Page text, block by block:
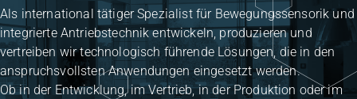
Als international tätiger Spezialist für Bewegungssensorik und
integrierte Antriebstechnik entwickeln, produzieren und
vertreiben wir technologisch führende Lösungen, die in den
anspruchsvollsten Anwendungen eingesetzt werden.
Ob in der Entwicklung, im Vertrieb, in der Produktion oder im